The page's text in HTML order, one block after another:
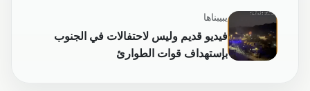
يبيبناها
فيديو قديم وليس لاحتفالات في الجنوب
بإستهداف قوات الطوارئ